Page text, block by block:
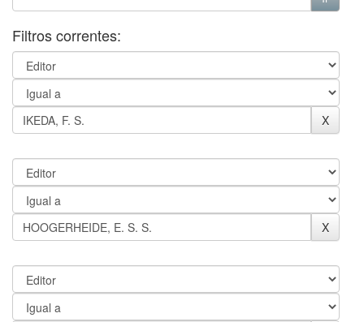
Filtros correntes: